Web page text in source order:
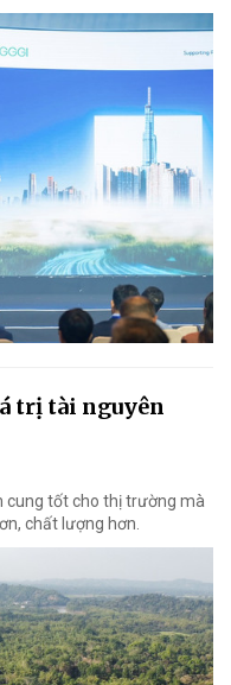
trị tài nguyên
cung tốt cho thị trường mà
chất lượng hơn.